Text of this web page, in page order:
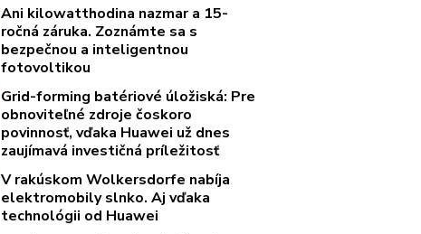
Ani kilowatthodina nazmar a 15-
ročná záruka. Zoznámte sa s
bezpečnou a inteligentnou
fotovoltikou
Grid-forming batériové úložiská: Pre
obnoviteľné zdroje čoskoro
povinnosť, vďaka Huawei už dnes
zaujímavá investičná príležitosť
V rakúskom Wolkersdorfe nabíja
elektromobily slnko. Aj vďaka
technológii od Huawei